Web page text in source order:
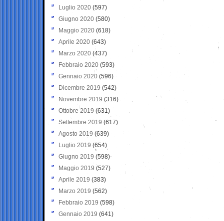
Luglio 2020 (597)
Giugno 2020 (580)
Maggio 2020 (618)
Aprile 2020 (643)
Marzo 2020 (437)
Febbraio 2020 (593)
Gennaio 2020 (596)
Dicembre 2019 (542)
Novembre 2019 (316)
Ottobre 2019 (631)
Settembre 2019 (617)
Agosto 2019 (639)
Luglio 2019 (654)
Giugno 2019 (598)
Maggio 2019 (527)
Aprile 2019 (383)
Marzo 2019 (562)
Febbraio 2019 (598)
Gennaio 2019 (641)